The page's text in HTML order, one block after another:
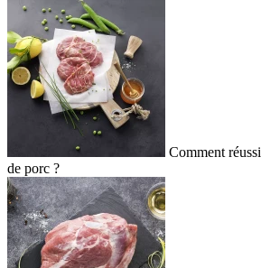
Comment
de porc ?